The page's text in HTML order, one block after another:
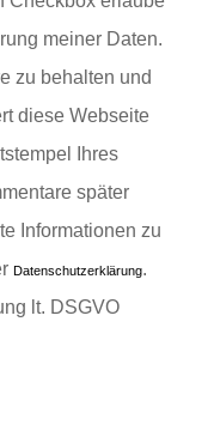
meiner Daten.
zu behalten und
diese Webseite
Ihres
später
Informationen zu
Datenschutzerklärung.
lt. DSGVO